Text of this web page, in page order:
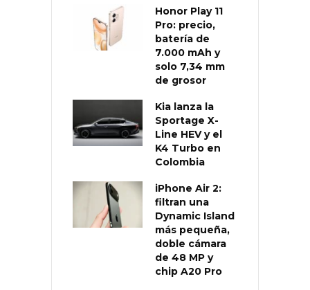
Honor Play 11
Pro: precio,
batería de
7.000 mAh y
solo 7,34 mm
de grosor
Kia lanza la
Sportage X-
Line HEV y el
K4 Turbo en
Colombia
iPhone Air 2:
filtran una
Dynamic Island
más pequeña,
doble cámara
de 48 MP y
chip A20 Pro